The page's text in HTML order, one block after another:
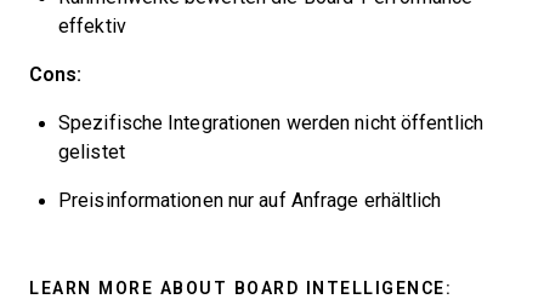
effektiv
Cons:
Spezifische Integrationen werden nicht öffentlich
gelistet
Preisinformationen nur auf Anfrage erhältlich
LEARN MORE ABOUT BOARD INTELLIGENCE: